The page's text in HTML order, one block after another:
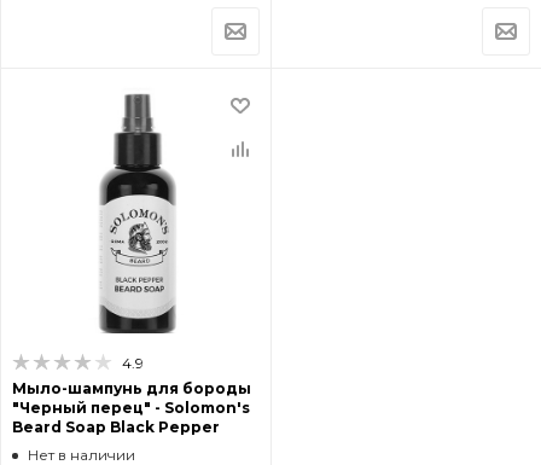
4.9
Мыло-шампунь для бороды
"Черный перец" - Solomon's
Beard Soap Black Pepper
Нет в наличии